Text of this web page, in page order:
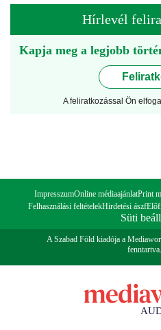
Hírlevél
Kapja meg a legjobb
A feliratkozással Ön
ImpresszumOnline médiaajánlatPrint
Felhasználási feltételekHirdetési ászf
Süti
A Szabad Föld kiadója a